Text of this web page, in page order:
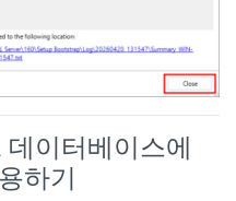
데이터베이스에
하기